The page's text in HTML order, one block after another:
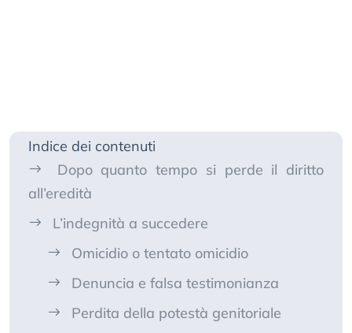
Indice dei contenuti
Dopo quanto tempo si perde il diritto
all’eredità
L’indegnità a succedere
Omicidio o tentato omicidio
Denuncia e falsa testimonianza
Perdita della potestà genitoriale